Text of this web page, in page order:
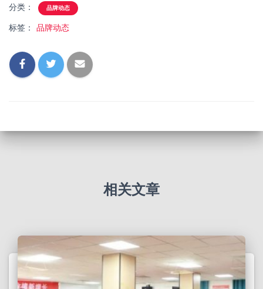
分类： 品牌动态
标签： 品牌动态
相关文章